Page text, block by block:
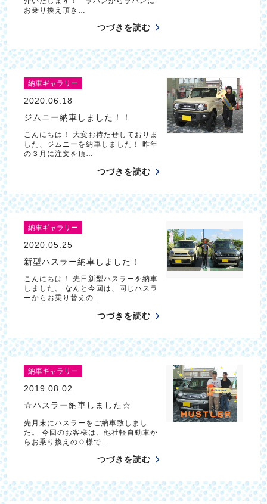
お乗り換え頂き…
つづきを読む
納車ギャラリー
2020.06.18
ジムニー納車しました！！
こんにちは！ 大変お待たせしておりま
した、ジムニーを納車しました！ 昨年
の３月に注文を頂…
つづきを読む
納車ギャラリー
2020.05.25
新型ハスラー納車しました！
こんにちは！ 先日新型ハスラーを納車
しました。 なんと今回は、同じハスラ
ーからお乗り替えの…
つづきを読む
納車ギャラリー
2019.08.02
☆ハスラー納車しました☆
先月末にハスラーをご納車致しまし
た。 今回のお客様は、他社軽自動車か
らお乗り換えのＯ様で…
つづきを読む